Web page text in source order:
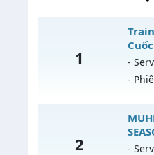
1
-
-
2 -